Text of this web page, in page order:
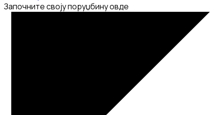
Започните своју поруџбину овде